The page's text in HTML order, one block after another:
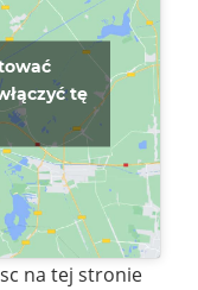
tę
na tej stronie